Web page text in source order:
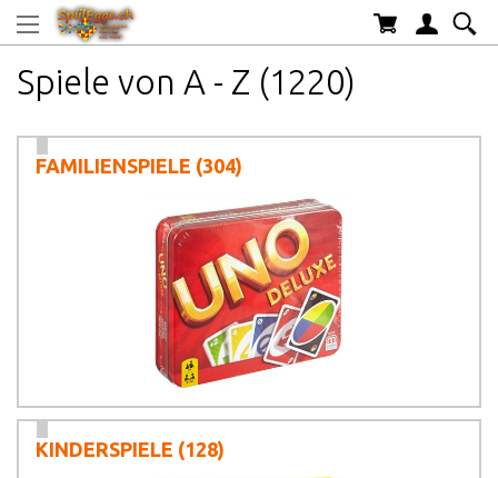
Spiele von A - Z (1220)
FAMILIENSPIELE (304)
KINDERSPIELE (128)